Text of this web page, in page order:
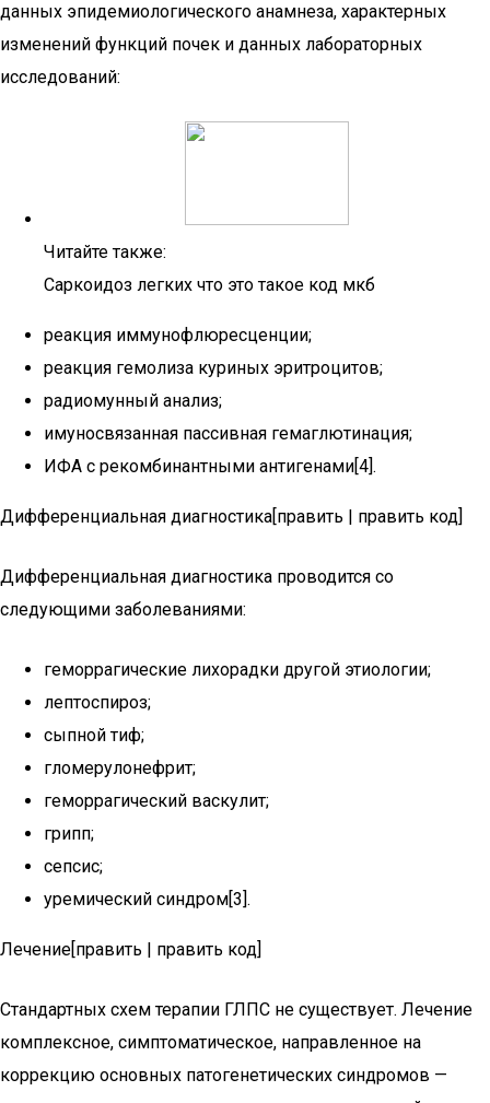
данных эпидемиологического анамнеза, характерных
изменений функций почек и данных лабораторных
исследований:
Читайте также:
Саркоидоз легких что это такое код мкб
реакция иммунофлюресценции;
реакция гемолиза куриных эритроцитов;
радиомунный анализ;
имуносвязанная пассивная гемаглютинация;
ИФА с рекомбинантными антигенами[4].
Дифференциальная диагностика[править | править код]
Дифференциальная диагностика проводится со
следующими заболеваниями:
геморрагические лихорадки другой этиологии;
лептоспироз;
сыпной тиф;
гломерулонефрит;
геморрагический васкулит;
грипп;
сепсис;
уремический синдром[3].
Лечение[править | править код]
Стандартных схем терапии ГЛПС не существует. Лечение
комплексное, симптоматическое, направленное на
коррекцию основных патогенетических син­дромов —